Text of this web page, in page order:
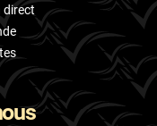
direct